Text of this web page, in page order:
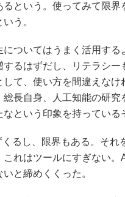
るという。使ってみて限
う。
ついてはうまく活用する
するはずだし、リテラシ
て、使い方を間違えなけ
総長自身、人工知能の研
という印象を持っている
るし、限界もある。それ
れはツールにすぎない。
と締めくくった。